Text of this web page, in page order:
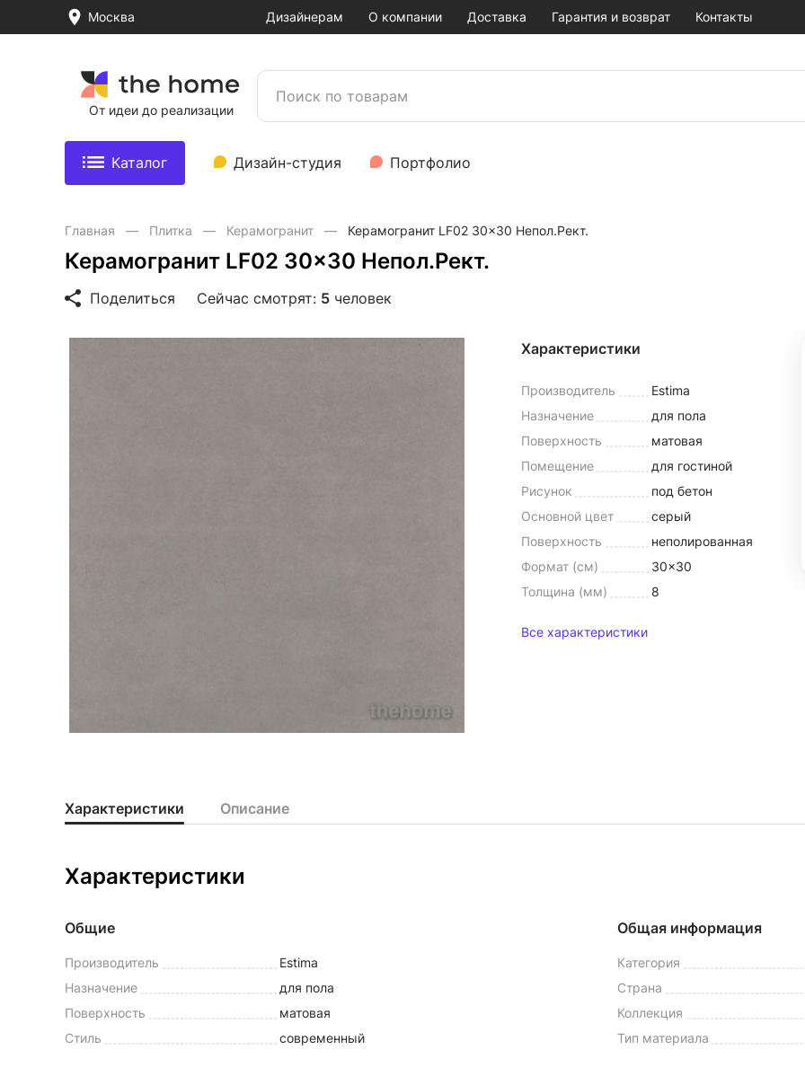
Москва Дизайнерам О компании Доставка Гарантия и возврат Контакты
От идеи до реализации
Каталог Дизайн-студия Портфолио
Главная Плитка Керамогранит Керамогранит LF02 30x30 Непол.Рект.
Керамогранит LF02 30x30 Непол.Рект.
Поделиться Сейчас смотрят: 5 человек
Характеристики
Производитель
Estima
Назначение
для пола
Поверхность
матовая
Помещение
для гостиной
Рисунок
под бетон
Основной цвет
серый
Поверхность
неполированная
Формат (см)
30x30
Толщина (мм)
8
Все характеристики
Характеристики Описание
Характеристики
Общие
Производитель
Estima
Назначение
для пола
Поверхность
матовая
Стиль
современный
Общая информация
Категория
Страна
Коллекция
Тип материала